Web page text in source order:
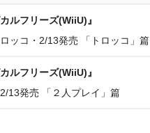
ルフリーズ(WiiU)』
ッコ・2/13発売 「トロッコ」篇
ルフリーズ(WiiU)』
13発売 「２人プレイ」篇